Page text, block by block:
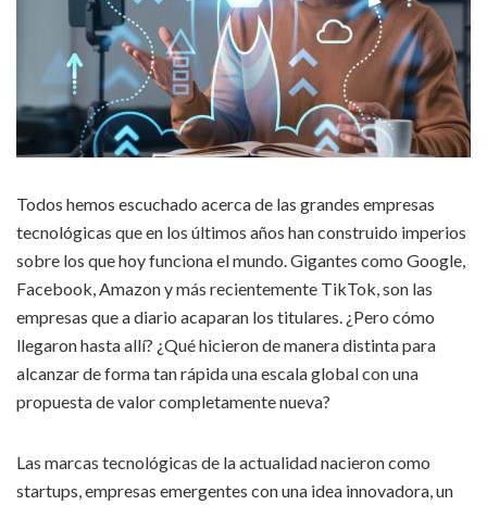
Todos hemos escuchado acerca de las grandes empresas
tecnológicas que en los últimos años han construido imperios
sobre los que hoy funciona el mundo. Gigantes como Google,
Facebook, Amazon y más recientemente TikTok, son las
empresas que a diario acaparan los titulares. ¿Pero cómo
llegaron hasta allí? ¿Qué hicieron de manera distinta para
alcanzar de forma tan rápida una escala global con una
propuesta de valor completamente nueva?
Las marcas tecnológicas de la actualidad nacieron como
startups, empresas emergentes con una idea innovadora, un